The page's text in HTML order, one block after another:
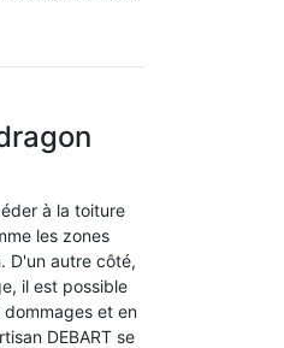
à la toiture
les zones
D'un autre côté,
il est possible
et en
DEBART se